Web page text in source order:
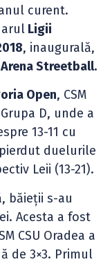
curent.
Ligii
, inaugurală,
Streetball.
Open, CSM
D, unde a
13-11 cu
duelurile
Leii (13-21).
băieții s-au
Acesta a fost
CSU Oradea a
de 3×3. Primul